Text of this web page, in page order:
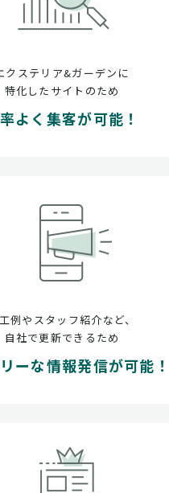
クステリア&ガーデンに
特化したサイトのため
よく集客が可能！
例やスタッフ紹介など、
自社で更新できるため
ーな情報発信が可能！